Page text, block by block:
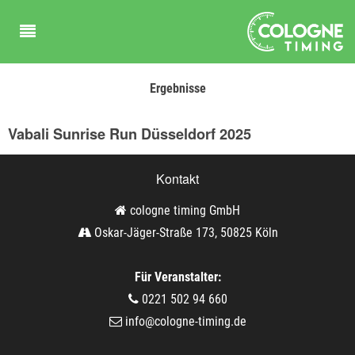
Ergebnisse
Vabali Sunrise Run Düsseldorf 2025
Kontakt
cologne timing GmbH
Oskar-Jäger-Straße 173, 50825 Köln
Für Veranstalter:
0221 502 94 660
info@cologne-timing.de